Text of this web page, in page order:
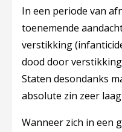
In een periode van
toenemende
verstikking
dood door
Staten desondanks
absolute zin zeer
Wanneer zich in een